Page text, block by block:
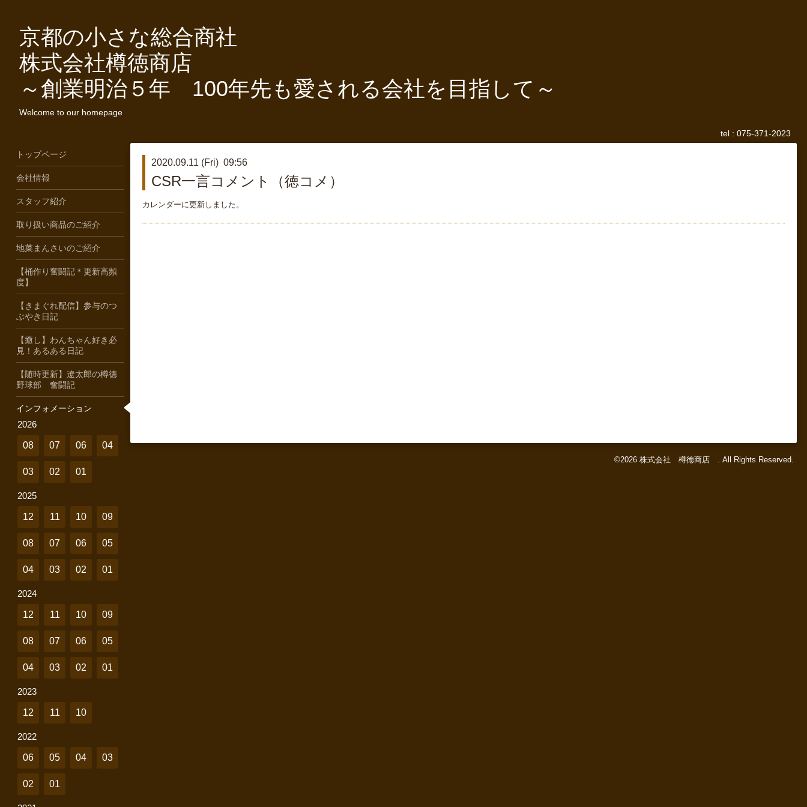
京都の小さな総合商社
株式会社樽徳商店
～創業明治５年 100年先も愛される会社を目指して～
Welcome to our homepage
tel : 075-371-2023
2020.09.11 (Fri) 09:56
CSR一言コメント（徳コメ）
カレンダーに更新しました。
©2026 株式会社 樽徳商店 . All Rights Reserved.
トップページ
会社情報
スタッフ紹介
取り扱い商品のご紹介
地菜まんさいのご紹介
【桶作り奮闘記＊更新高頻
度】
【きまぐれ配信】参与のつ
ぶやき日記
【癒し】わんちゃん好き必
見！あるある日記
【随時更新】遼太郎の樽徳
野球部 奮闘記
インフォメーション
2026
08 07 06 04
03 02 01
2025
12 11 10 09
08 07 06 05
04 03 02 01
2024
12 11 10 09
08 07 06 05
04 03 02 01
2023
12 11 10
2022
06 05 04 03
02 01